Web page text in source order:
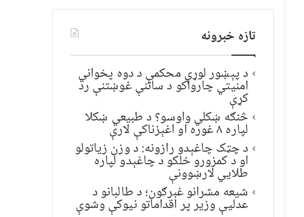
تازه خبرونه
د پېښور لوړې محکمې د دوه پخواني
امنیتي چارواکو د ساتنې غوښتنې رد
کړې
څنګه ښکلي واوسو؟ د طبیعي ښکلا
لپاره ۸ غوره او اغېزناکې لارې
د چټک چاغېدو رازونه: د وزن زیاتولو
او د کمزورو خلکو د چاغېدو لپاره
طلایي لارښوونې
شیعه مشرانو غبرګون؛ د طالبانو د
عدلیې وزیر پر اقداماتو نیوکې وشوې